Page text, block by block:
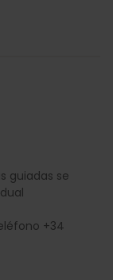
guiadas se
+34